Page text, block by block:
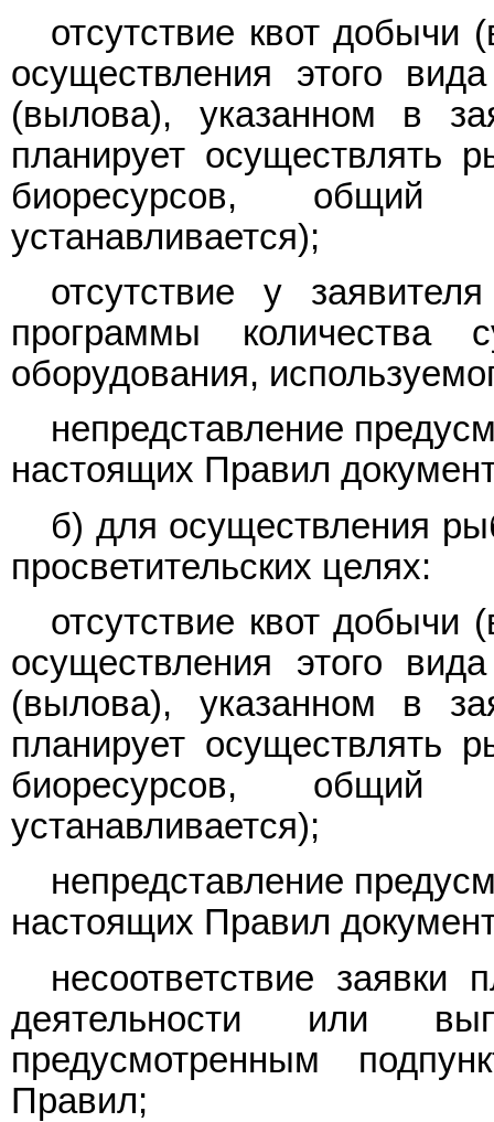
отсутствие квот
осуществления этого
(вылова), указанном в
планирует осуществлять
биоресурсов, общий
устанавливается);
отсутствие у
программы
оборудования,
непредставление
настоящих Правил
б) для осуществления
просветительских целях:
отсутствие квот
осуществления этого
(вылова), указанном в
планирует осуществлять
биоресурсов, общий
устанавливается);
непредставление
настоящих Правил
несоответствие заявки
деятельности или
предусмотренным
Правил;